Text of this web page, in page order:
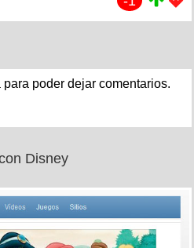
poder dejar comentarios.
Disney